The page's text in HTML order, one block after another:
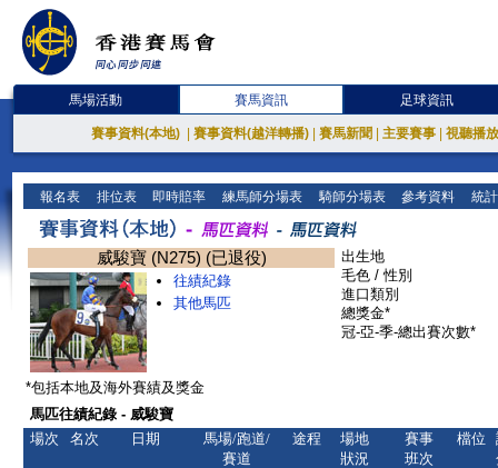
馬場活動 賽馬資訊 足球資訊
賽事資料(本地) 賽事資料(越洋轉播) 賽馬新聞 主要賽事 視聽播
報名表 排位表 即時賠率 練馬師分場表 騎師分場表 參考資料 統
威駿寶 (N275) (已退役)
往績紀錄
其他馬匹
出生地
毛色 / 性別
進口類別
總獎金*
冠-亞-季-總出賽次數*
*包括本地及海外賽績及獎金
馬匹往績紀錄 - 威駿寶
場次
名次 日期
馬場/跑道/
賽道
途程
場地
狀況
賽事
班次
檔位